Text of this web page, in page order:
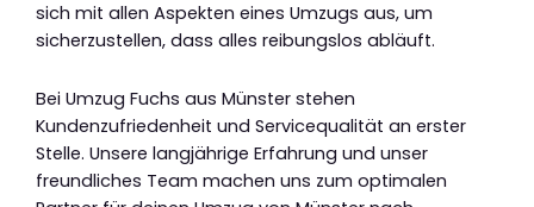
sich mit allen Aspekten eines Umzugs aus, um
sicherzustellen, dass alles reibungslos abläuft.
Bei Umzug Fuchs aus Münster stehen
Kundenzufriedenheit und Servicequalität an erster
Stelle. Unsere langjährige Erfahrung und unser
freundliches Team machen uns zum optimalen